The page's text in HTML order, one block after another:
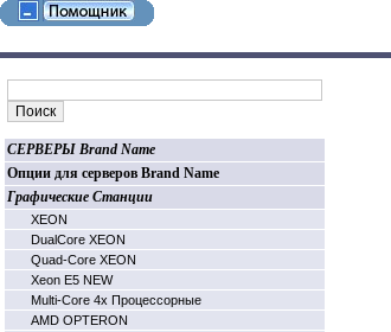
СЕРВЕРЫ Brand Name
Опции для серверов Brand Name
Графические Станции
XEON
DualCore XEON
Quad-Core XEON
Xeon E5 NEW
Multi-Core 4х Процессорные
AMD OPTERON